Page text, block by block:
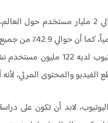
يبلغ عدد مستخدمين يوتيوب حوالي 2
المحتوى الموجود
يوتيوب شهريًا، بالإضافة إلى
والمحتوى المرئي،
لابد أن تكون على